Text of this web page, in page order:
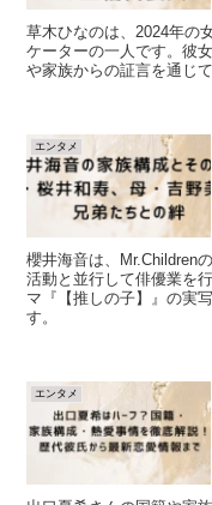
草木ひなのは、2024年の
ケーターの一人です。彼
や家族からの証言を通じ
エンタメ
櫻井海音は、Mr.Children
活動と並行して俳優業を
マ『【推しの子】』の実
す。
エンタメ